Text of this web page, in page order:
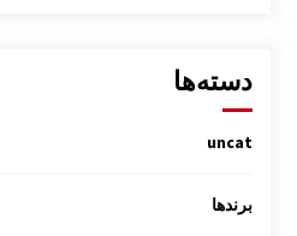
دسته‌ها
uncat
برندها